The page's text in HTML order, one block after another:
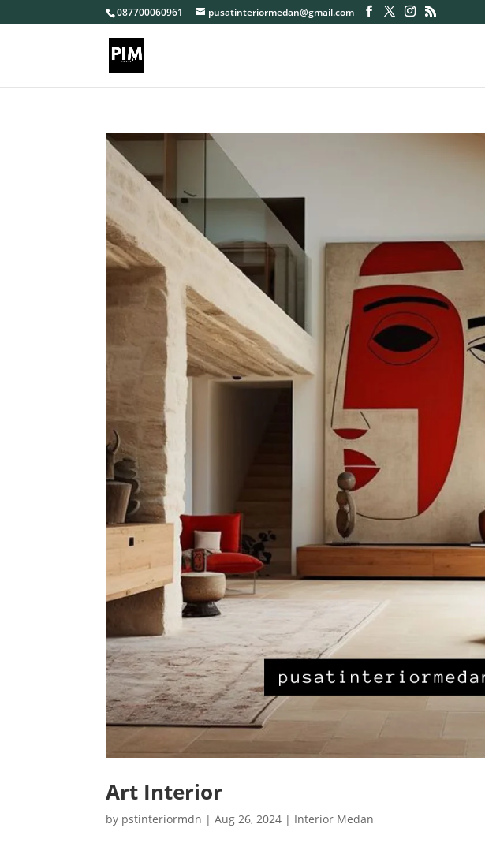
087700060961 pusatinteriormedan@gmail.com
Art Interior
by pstinteriormdn |Aug 26, 2024 | Interior Medan